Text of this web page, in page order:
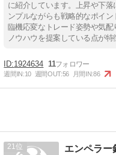
に紹介しています。上昇や下
ンプルながらも戦略的なポイ
臨機応変なトレード姿勢や気
ノウハウを提案している点が特
1924634 11
週間IN:10 週間OUT:56 月間IN:86
21 エンペラー